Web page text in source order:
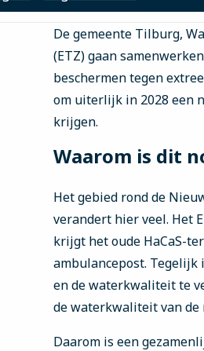
De gemeente Tilburg,
(ETZ) gaan
beschermen tegen
om uiterlijk in 2028 een
krijgen.
Waarom is dit
Het gebied rond de
verandert hier veel. Het
krijgt het oude HaCaS-
ambulancepost.
en de waterkwaliteit te
de waterkwaliteit van de
Daarom is een